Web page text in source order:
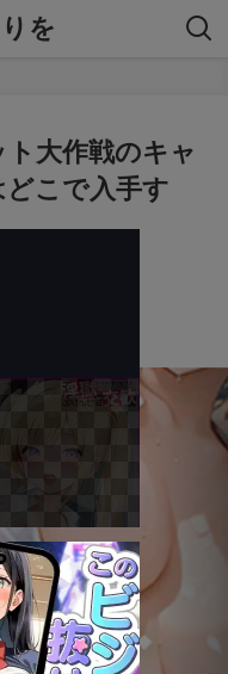
を
大作戦のキャ
こで入手す
れています。